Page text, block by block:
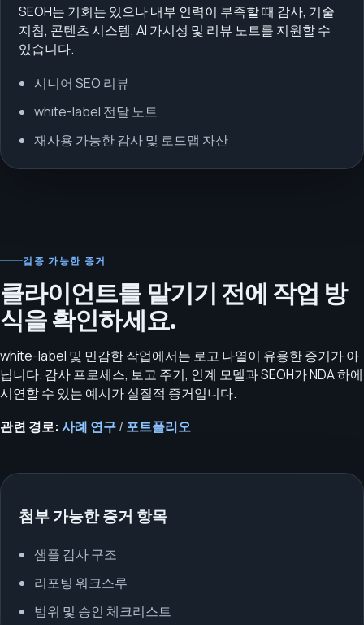
SEOH는 기회는 있으나 내부 인력이 부족할 때 감사, 기술
지침, 콘텐츠 시스템, AI 가시성 및 리뷰 노트를 지원할 수
있습니다.
시니어 SEO 리뷰
white-label 전달 노트
재사용 가능한 감사 및 로드맵 자산
검증 가능한 증거
클라이언트를 맡기기 전에 작업 방
식을 확인하세요.
white-label 및 민감한 작업에서는 로고 나열이 유용한 증거가 아
닙니다. 감사 프로세스, 보고 주기, 인계 모델과 SEOH가 NDA 하에
시연할 수 있는 예시가 실질적 증거입니다.
관련 경로: 사례 연구/ 포트폴리오
첨부 가능한 증거 항목
샘플 감사 구조
리포팅 워크스루
범위 및 승인 체크리스트